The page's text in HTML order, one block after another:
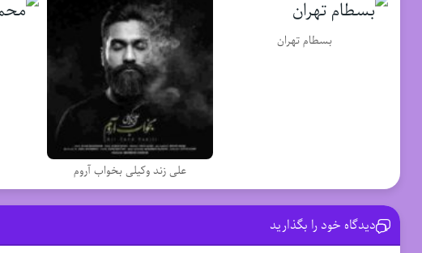
بسطام تهران
علی زند وکیلی بخواب آروم
دیدگاه خود را بگذارید